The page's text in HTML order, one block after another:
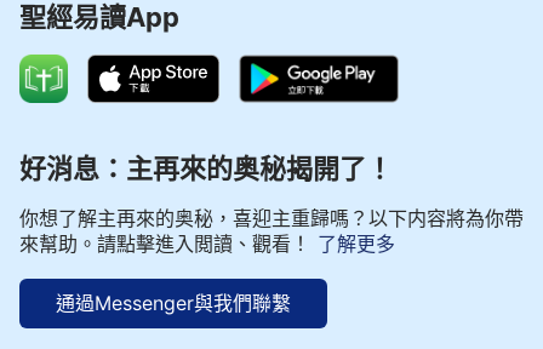
聖經易讀App
好消息：主再來的奥秘揭開了！
你想了解主再來的奥秘，喜迎主重歸嗎？以下内容將為你帶
來幫助。請點擊進入閲讀、觀看！
了解更多
通過Messenger與我們聯繫